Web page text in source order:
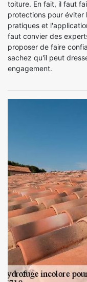
toiture. En fait, il faut
protections pour éviter
pratiques et
faut convier des
proposer de faire
sachez qu'il peut
engagement.